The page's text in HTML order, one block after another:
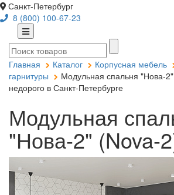
Санкт-Петербург
8 (800) 100-67-23
Главная Каталог Корпусная мебель
гарнитуры
Модульная спальня "Нова-
недорого в Санкт-Петербурге
Модульная
"Нова-2" (Nova-